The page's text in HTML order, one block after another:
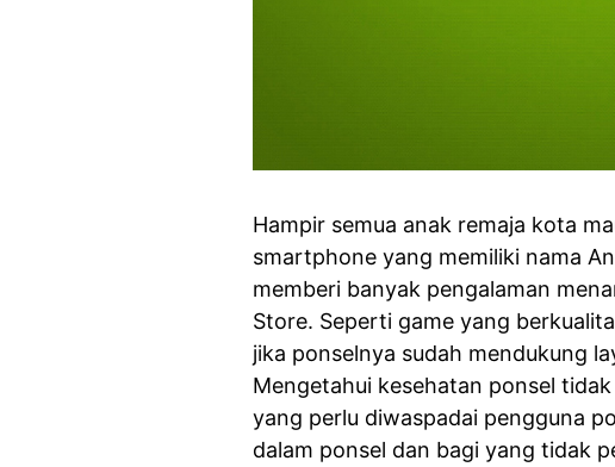
Hampir semua anak remaja kota
smartphone yang memiliki nama
memberi banyak pengalaman
Store. Seperti game yang
jika ponselnya sudah mendukung
Mengetahui kesehatan ponsel
yang perlu diwaspadai pengguna
dalam ponsel dan bagi yang tidak